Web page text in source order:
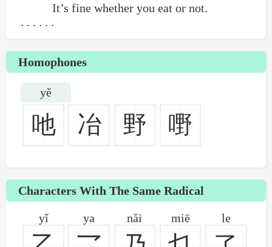
It’s fine whether you eat or not.
. . . . . .
Homophones
yě
吔 冶 野 嘢
Characters With The Same Radical
yǐ ya nǎi miē le